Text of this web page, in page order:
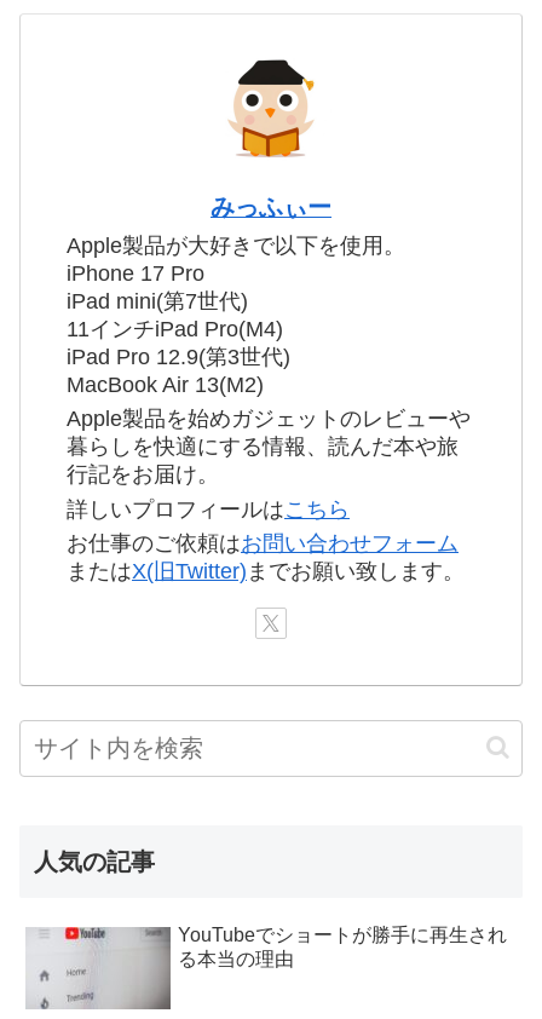
みっふぃー
Apple製品が大好きで以下を使用。
iPhone 17 Pro
iPad mini(第7世代)
11インチiPad Pro(M4)
iPad Pro 12.9(第3世代)
MacBook Air 13(M2)
Apple製品を始めガジェットのレビューや
暮らしを快適にする情報、読んだ本や旅
行記をお届け。
詳しいプロフィールはこちら
お仕事のご依頼はお問い合わせフォーム
またはX(旧Twitter) までお願い致します。
人気の記事
YouTubeでショートが勝手に再生され
る本当の理由